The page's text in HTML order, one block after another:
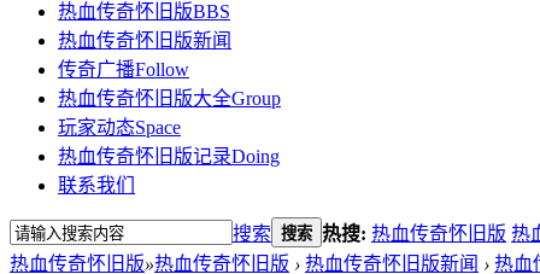
热血传奇怀旧版BBS
热血传奇怀旧版新闻
传奇广播Follow
热血传奇怀旧版大全Group
玩家动态Space
热血传奇怀旧版记录Doing
联系我们
搜索 搜索 热搜: 热血传奇怀旧版 热
热血传奇怀旧版»热血传奇怀旧版 › 热血传奇怀旧版新闻 › 热血